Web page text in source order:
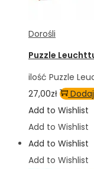
Dorośli
Puzzle
ilość Puzzle
27,00zł
Add to Wishlist
Add to Wishlist
Add to Wishlist
Add to Wishlist